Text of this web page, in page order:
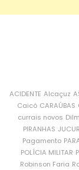
ACIDENTE Alcaçuz
Caicó CARAÚBAS
currais novos
PIRANHAS
Pagamento
POLÍCIA MILITAR
Robinson Faria